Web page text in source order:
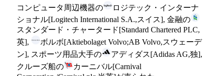
コンピュータ周辺機器の
ロジテック・インターナ
ショナル[Logitech International S.A.,スイス], 金融の
スタンダード・チャータード[Standard Chartered PLC,
英],
ボルボ[Aktiebolaget Volvo;AB Volvo,スウェーデ
ン], スポーツ用品大手の
アディダス[Adidas AG,独],
クルーズ船の
カーニバル[Carnival